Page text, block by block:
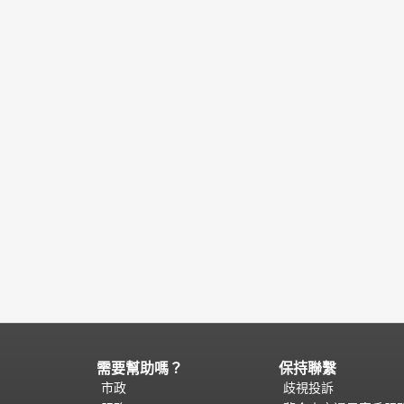
頁
面
需要幫助嗎？
市政
保持聯繫
歧視投訴